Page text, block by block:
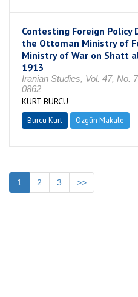
Contesting Foreign
the Ottoman Ministry of
Ministry of War on Shatt
1913
Iranian Studies, Vol. 47, No.
0862
KURT BURCU
Burcu Kurt Özgün Makale
1 2 3 >>